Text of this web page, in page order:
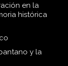
en la
histórica
y la